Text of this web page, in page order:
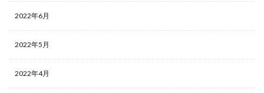
2022年6月
2022年5月
2022年4月